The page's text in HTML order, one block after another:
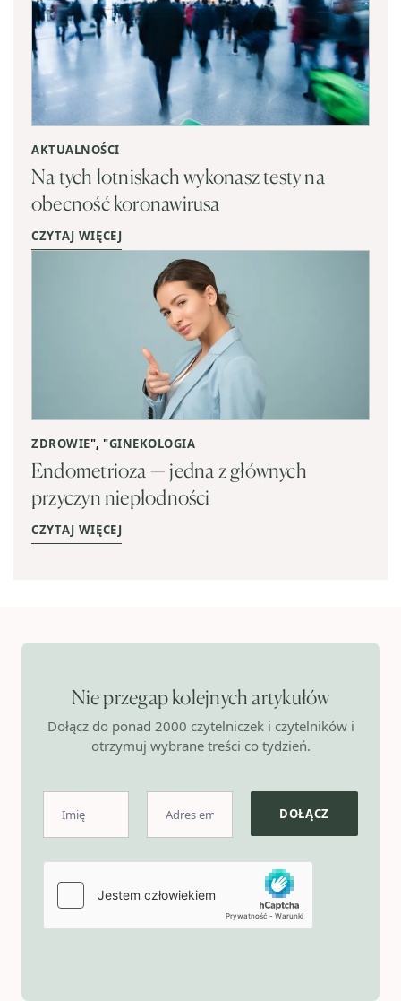
AKTUALNOŚCI
Na tych lotniskach wykonasz testy na
obecność koronawirusa
CZYTAJ WIĘCEJ
ZDROWIE", "GINEKOLOGIA
Endometrioza — jedna z głównych
przyczyn niepłodności
CZYTAJ WIĘCEJ
Nie przegap kolejnych artykułów
Dołącz do ponad 2000 czytelniczek i czytelników i
otrzymuj wybrane treści co tydzień.